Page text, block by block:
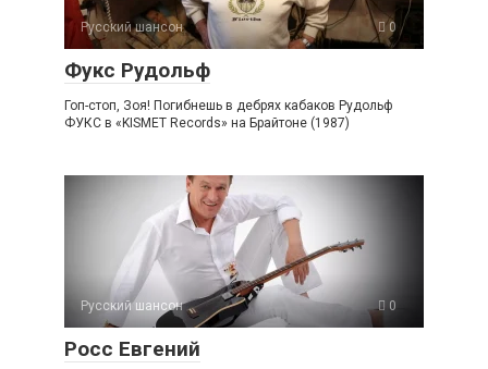
Русский шансон 0
Фукс Рудольф
Гоп-стоп, Зоя! Погибнешь в дебрях кабаков Рудольф
ФУКС в «KISMET Records» на Брайтоне (1987)
Русский шансон 0
Росс Евгений